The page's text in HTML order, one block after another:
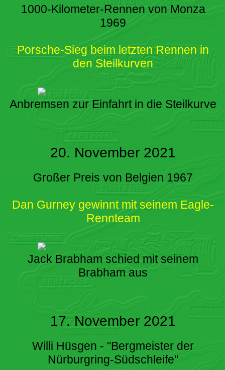
1000-Kilometer-Rennen von Monza
1969
Porsche-Sieg beim letzten Rennen in
den Steilkurven
Anbremsen zur Einfahrt in die Steilkurve
20. November 2021
Großer Preis von Belgien 1967
Dan Gurney gewinnt mit seinem Eagle-
Rennteam
Jack Brabham schied mit seinem
Brabham aus
17. November 2021
Willi Hüsgen - "Bergmeister der
Nürburgring-Südschleife"